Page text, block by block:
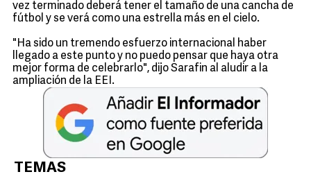
vez terminado deberá tener el tamaño de una cancha de
fútbol y se verá como una estrella más en el cielo.
"Ha sido un tremendo esfuerzo internacional haber
llegado a este punto y no puedo pensar que haya otra
mejor forma de celebrarlo", dijo Sarafin al aludir a la
ampliación de la EEI.
TEMAS